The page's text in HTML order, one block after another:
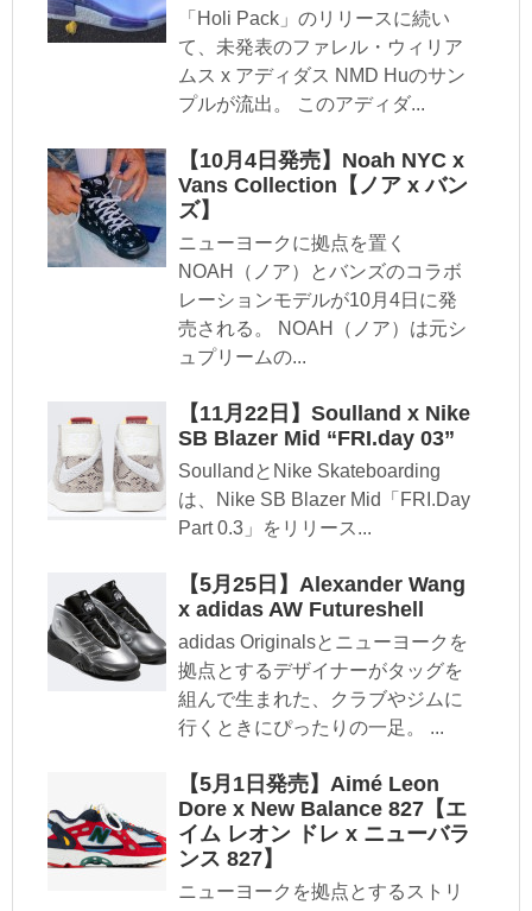
「Holi Pack」のリリースに続い
て、未発表のファレル・ウィリア
ムス x アディダス NMD Huのサン
プルが流出。 このアディダ...
【10月4日発売】Noah NYC x
Vans Collection【ノア x バン
ズ】
ニューヨークに拠点を置く
NOAH（ノア）とバンズのコラボ
レーションモデルが10月4日に発
売される。 NOAH（ノア）は元シ
ュプリームの...
【11月22日】Soulland x Nike
SB Blazer Mid “FRI.day 03”
SoullandとNike Skateboarding
は、Nike SB Blazer Mid「FRI.Day
Part 0.3」をリリース...
【5月25日】Alexander Wang
x adidas AW Futureshell
adidas Originalsとニューヨークを
拠点とするデザイナーがタッグを
組んで生まれた、クラブやジムに
行くときにぴったりの一足。 ...
【5月1日発売】Aimé Leon
Dore x New Balance 827【エ
イム レオン ドレ x ニューバラ
ンス 827】
ニューヨークを拠点とするストリ